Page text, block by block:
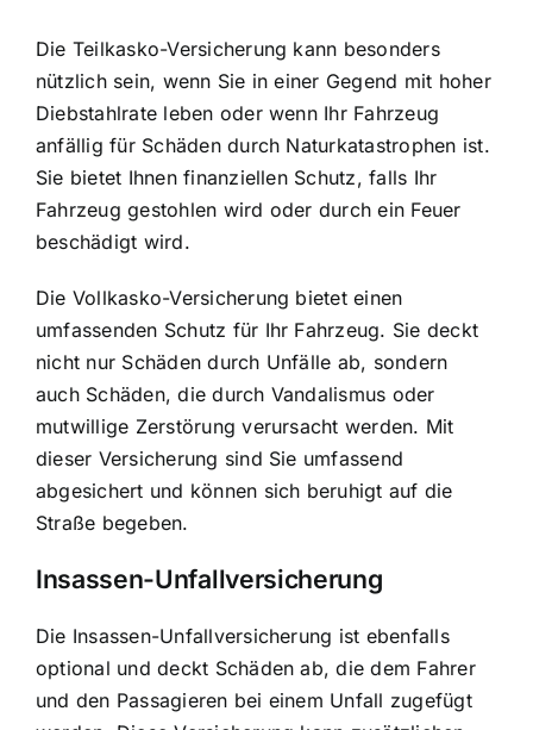
Die Teilkasko-Versicherung kann besonders
nützlich sein, wenn Sie in einer Gegend mit hoher
Diebstahlrate leben oder wenn Ihr Fahrzeug
anfällig für Schäden durch Naturkatastrophen ist.
Sie bietet Ihnen finanziellen Schutz, falls Ihr
Fahrzeug gestohlen wird oder durch ein Feuer
beschädigt wird.
Die Vollkasko-Versicherung bietet einen
umfassenden Schutz für Ihr Fahrzeug. Sie deckt
nicht nur Schäden durch Unfälle ab, sondern
auch Schäden, die durch Vandalismus oder
mutwillige Zerstörung verursacht werden. Mit
dieser Versicherung sind Sie umfassend
abgesichert und können sich beruhigt auf die
Straße begeben.
Insassen-Unfallversicherung
Die Insassen-Unfallversicherung ist ebenfalls
optional und deckt Schäden ab, die dem Fahrer
und den Passagieren bei einem Unfall zugefügt